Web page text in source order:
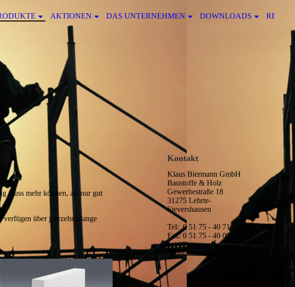
AKTIONEN DAS UNTERNEHMEN DOWNLOADS
muss mehr können, als nur gut
verfügen über jahrzehntelange
Kontakt
Klaus Biermann GmbH
Baustoffe & Holz
Gewerbestraße 18
31275 Lehrte-
Sievershausen
Tel: 0 51 75 - 40 71
Fax: 0 51 75 - 40 09
info@biermann-baustoffe.de